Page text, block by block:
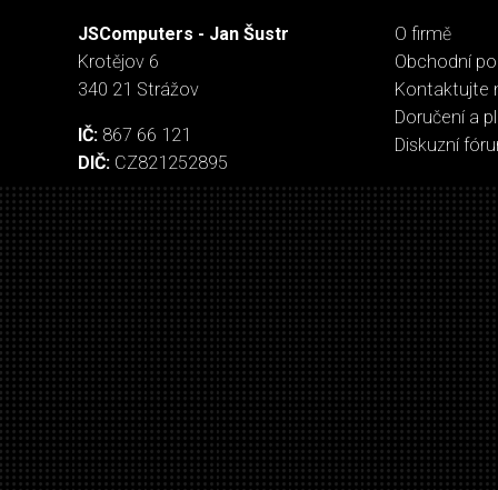
JSComputers - Jan Šustr
Krotějov 6
340 21 Strážov
IČ: 867 66 121
DIČ: CZ821252895
O firmě
Obchodní
Kontaktujte
Doručení a
Diskuzní